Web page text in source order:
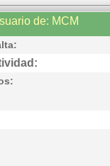
de: MCM